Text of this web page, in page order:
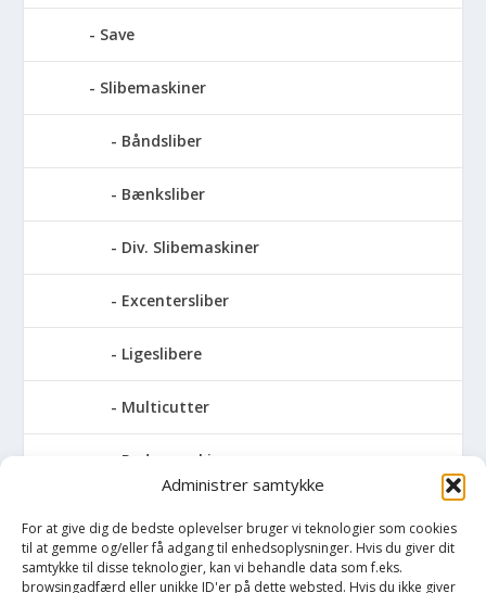
Administrer samtykke
For at give dig de bedste oplevelser bruger vi teknologier som cookies
til at gemme og/eller få adgang til enhedsoplysninger. Hvis du giver dit
samtykke til disse teknologier, kan vi behandle data som f.eks.
browsingadfærd eller unikke ID'er på dette websted. Hvis du ikke giver
Save
Slibemaskiner
Båndsliber
Bænksliber
Div. Slibemaskiner
Excentersliber
Ligeslibere
Multicutter
Pudsemaskiner
høvlknive
Vådsliber